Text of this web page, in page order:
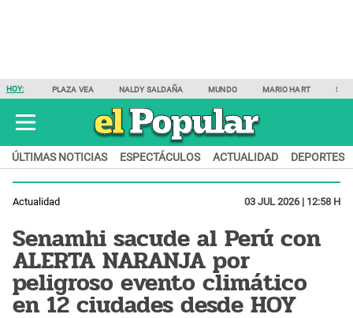
HOY: PLAZA VEA NALDY SALDAÑA MUNDO MARIO HART
ÚLTIMAS NOTICIAS ESPECTÁCULOS ACTUALIDAD DEPORTES
Actualidad 03 JUL 2026 | 12:58 H
Senamhi sacude al Perú con
ALERTA NARANJA por
peligroso evento climático
en 12 ciudades desde HOY